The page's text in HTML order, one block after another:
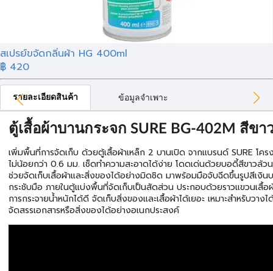
สเปรย์ขจัดกลิ่นผ้า HG 400ml
฿ 420
รายละเอียดสินค้า ข้อมูลจำเพาะ
ตู้เสื้อผ้าบานกระจก SURE BG-402M สีขา
เพิ่มพื้นที่การจัดเก็บ ด้วยตู้เสื้อผ้าเหล็ก 2 บานเปิด จากแบรนด์ SURE โค
ไม่น้อยกว่า 0.6 มม. เช็ดทำความสะอาดได้ง่าย โดดเด่นด้วยบอดี้สีขาวล้
ช่วยจัดเก็บเสื้อผ้าและสิ่งของได้อย่างมิดชิด มาพร้อมมือจับฉีดขึ้นรูปสีเงิ
กระชับมือ ภายในตู้แบ่งพื้นที่จัดเก็บเป็นสัดส่วน ประกอบด้วยราวแขวนเสื้
การกระจายน้ำหนักได้ดี จัดเก็บสิ่งของและเสื้อผ้าได้เยอะ เหมาะสำหรับ
จัดสรรเอกสารหรือสิ่งของได้อย่างอเนกประสงค์